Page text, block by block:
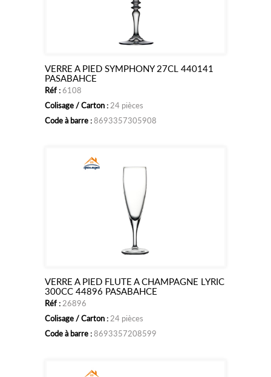
Ajouter
panier
VERRE A PIED SYMPHONY 27CL 440141
PASABAHCE
Réf :6108
Colisage / Carton : 24 pièces
Code à barre :8693357305908
Ajouter
panier
VERRE A PIED FLUTE A CHAMPAGNE LYRIC
300CC 44896 PASABAHCE
Réf : 26896
Colisage / Carton : 24 pièces
Code à barre :8693357208599